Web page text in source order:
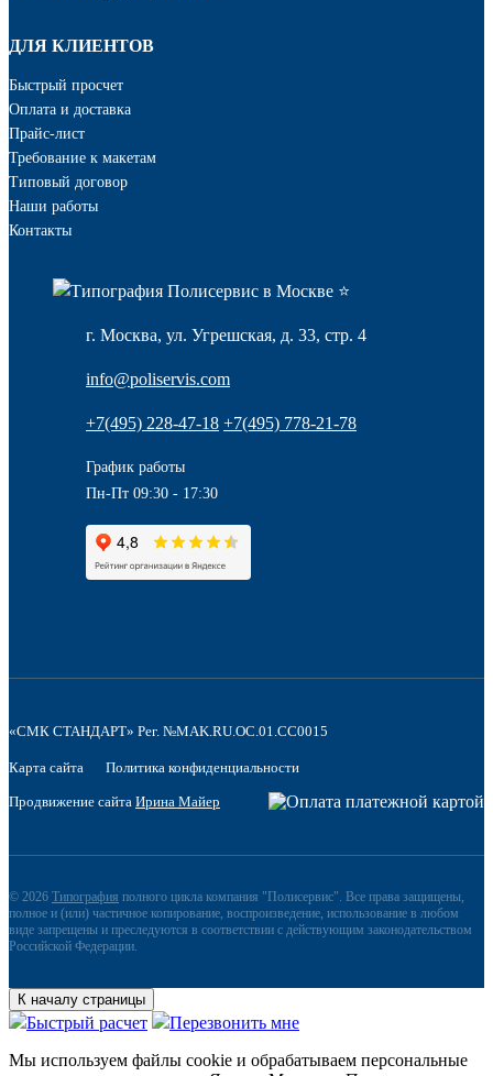
г. Москва, ул. Угрешская, д. 33, стр. 4
info@poliservis.com
+7(495) 228-47-18 +7(495) 778-21-78
График работы
Пн-Пт 09:30 - 17:30
ДЛЯ КЛИЕНТОВ
Быстрый просчет
Оплата и доставка
Прайс-лист
Требование к макетам
Типовый договор
Наши работы
Контакты
«СМК СТАНДАРТ» Рег. №MAK.RU.OC.01.CC0015
Карта сайта Политика конфиденциальности
Продвижение сайта Ирина Майер
© 2026 Типография полного цикла компания "Полисервис". Все права защищены,
полное и (или) частичное копирование, воспроизведение, использование в любом
виде запрещены и преследуются в соответствии с действующим законодательством
Российской Федерации.
К началу страницы
Быстрый расчет
Перезвонить мне
Мы используем файлы сookie и обрабатываем персональные